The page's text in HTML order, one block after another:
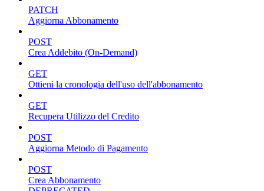
PATCH
Aggiorna Abbonamento
POST
Crea Addebito (On-Demand)
GET
Ottieni la cronologia dell'uso dell'abbonamento
GET
Recupera Utilizzo del Credito
POST
Aggiorna Metodo di Pagamento
POST
Crea Abbonamento